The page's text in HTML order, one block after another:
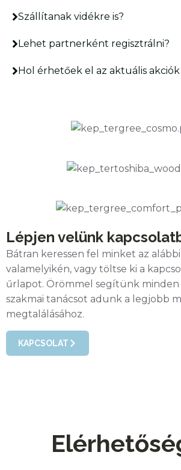
Szállítanak vidékre is?
Lehet partnerként regisztrálni?
Hol érhetőek el az aktuális
Lépjen velünk
Bátran keressen fel minket az
valamelyikén, vagy töltse ki a
űrlapot. Örömmel segítünk minden
szakmai tanácsot adunk a legjobb
megtalálásához.
KAPCSOLAT